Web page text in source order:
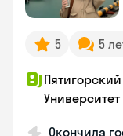
5 5
Университет
Окончила